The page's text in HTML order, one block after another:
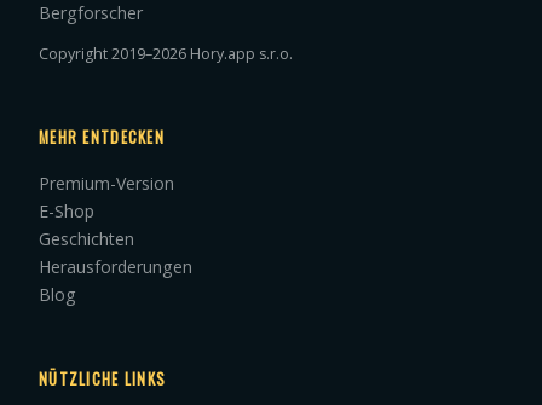
Bergforscher
Copyright 2019–2026 Hory.app s.r.o.
MEHR ENTDECKEN
Premium-Version
E-Shop
Geschichten
Herausforderungen
Blog
NÜTZLICHE LINKS